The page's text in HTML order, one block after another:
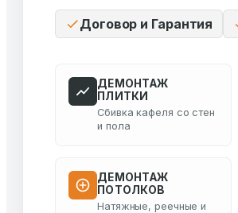
Договор и Гарантия
ДЕМОНТАЖ
ПЛИТКИ
Сбивка кафеля со стен
и пола
ДЕМОНТАЖ
ПОТОЛКОВ
Натяжные, реечные и